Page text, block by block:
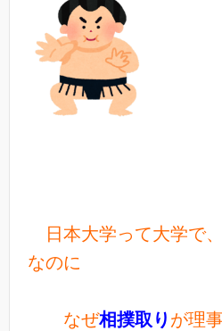
日本大学って大学で
なのに
なぜ相撲取り が理